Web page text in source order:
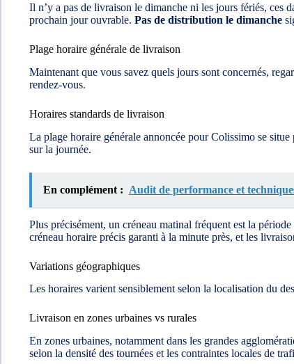
Il n’y a pas de livraison le dimanche ni les jours fériés, ces
prochain jour ouvrable. Pas de distribution le dimanche
Plage horaire générale de livraison
Maintenant que vous savez quels jours sont concernés,
rendez‑vous.
Horaires standards de livraison
La plage horaire générale annoncée pour Colissimo se
sur la journée.
En complément : Audit de performance et
Plus précisément, un créneau matinal fréquent est la période
créneau horaire précis garanti à la minute près, et les
Variations géographiques
Les horaires varient sensiblement selon la localisation du
Livraison en zones urbaines vs rurales
En zones urbaines, notamment dans les grandes
selon la densité des tournées et les contraintes locales de